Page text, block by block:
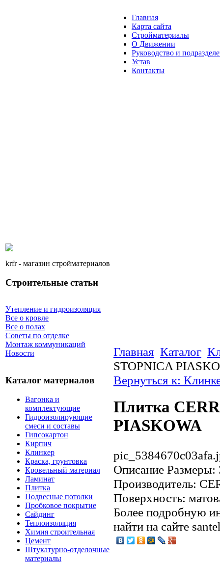
krfr - магазин стройматериалов
Строительные статьи
Утепление и гидроизоляция
Все о кровле
Все о полах
Советы по отделке
Монтаж коммуникаций
Новости
Каталог материалов
Вагонка и
комплектующие
Гидроизолирующие
смеси и составы
Гипсокартон
Кирпич
Клинкер
Краска, грунтовка
Кровельный материал
Ламинат
Плитка
Подвесные потолки
Пробковое покрытие
Сайдинг
Теплоизоляция
Химия строительная
Цемент
Штукатурно-отделочные
материалы
Главная
Карта сайта
Стройматериалы
О Движении
Руководство и
Устав
Контакты
Главная Каталог
STOPNICA
Вернуться к:
Плитка
PIASKOWA
Описание Размеры:
Производитель:
Поверхность:
Более подробную
найти на сайте